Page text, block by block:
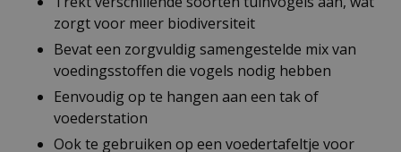
zorgt voor meer biodiversiteit
Bevat een zorgvuldig samengestelde mix van
voedingsstoffen die vogels nodig hebben
Eenvoudig op te hangen aan een tak of
voederstation
Ook te gebruiken op een voedertafeltje voor